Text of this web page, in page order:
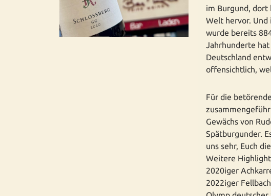
im Burgund,
Welt hervor. Und
wurde bereits
Jahrhunderte
Deutschland
offensichtlich,
Für die
Gewächs von
Spätburgunder.
uns sehr, Euch
Weitere
2020iger
2022iger